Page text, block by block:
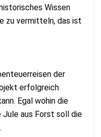
Wissen
zu vermitteln, das ist
der
erfolgreich
Egal wohin die
Jule aus Forst soll die